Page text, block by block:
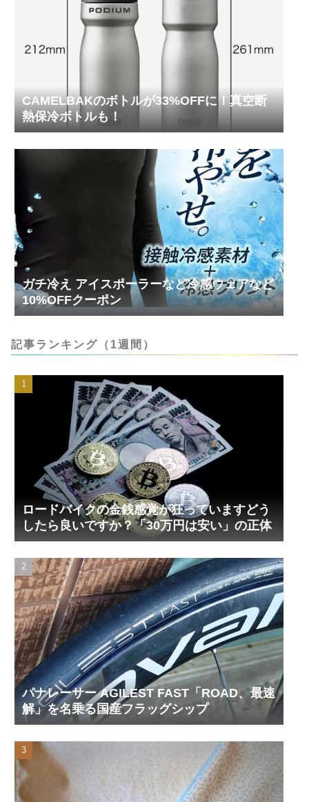
CAMELBAKのボトルが33%OFFに！真空断
熱保冷ボトルも！
ガチ冷え アイスポーラーなど冷感ウェアなど
10%OFFクーポン
記事ランキング（1週間）
ロードバイクの金銭感覚が狂っていますどう
したら良いですか？「30万円は安い」の正体
パナレーサー AGILEST FAST「ROAD、最速
解」を名乗る国産フラッグシップ